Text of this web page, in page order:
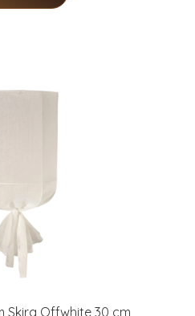
Skira Offwhite 30 cm